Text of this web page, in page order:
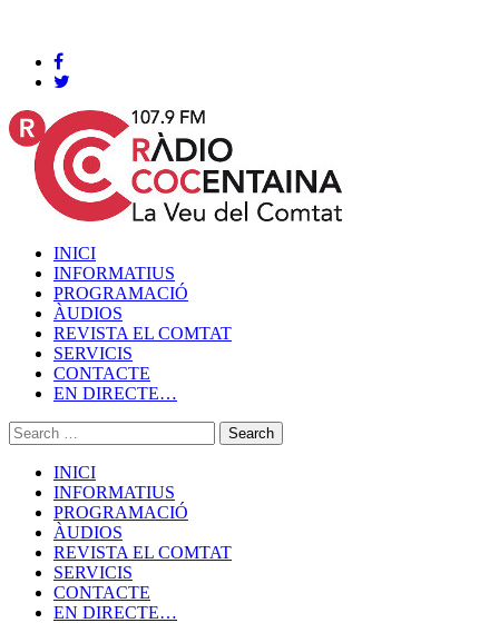
INICI
INFORMATIUS
PROGRAMACIÓ
ÀUDIOS
REVISTA EL COMTAT
SERVICIS
CONTACTE
EN DIRECTE…
INICI
INFORMATIUS
PROGRAMACIÓ
ÀUDIOS
REVISTA EL COMTAT
SERVICIS
CONTACTE
EN DIRECTE…